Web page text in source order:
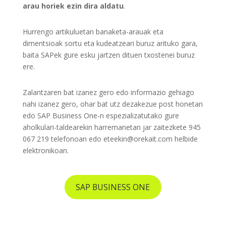
arau horiek ezin dira aldatu.
Hurrengo artikuluetan banaketa-arauak eta
dimentsioak sortu eta kudeatzeari buruz arituko gara,
baita SAPek gure esku jartzen dituen txostenei buruz
ere.
Zalantzaren bat izanez gero edo informazio gehiago
nahi izanez gero, ohar bat utz dezakezue post honetan
edo SAP Business One-n espezializatutako gure
aholkulari-taldearekin harremanetan jar zaitezkete 945
067 219 telefonoan edo eteekin@orekait.com helbide
elektronikoan.
SAP BUSINESS ONE